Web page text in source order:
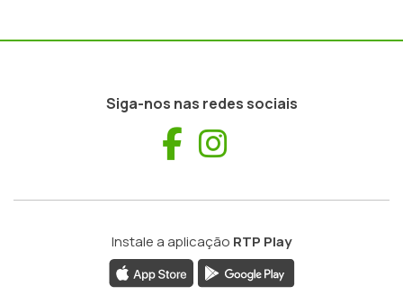
Siga-nos nas redes sociais
Facebook
Instale a aplicação RTP Play